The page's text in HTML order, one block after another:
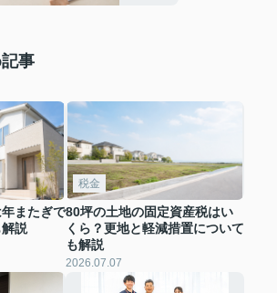
事
またぎで
説
税金
80坪の土地の固定資産税はい
くら？更地と軽減措置について
も解説
2026.07.07